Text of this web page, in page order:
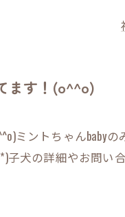
ます！(o^^o)
ミントちゃんbabyの
子犬の詳細やお問い